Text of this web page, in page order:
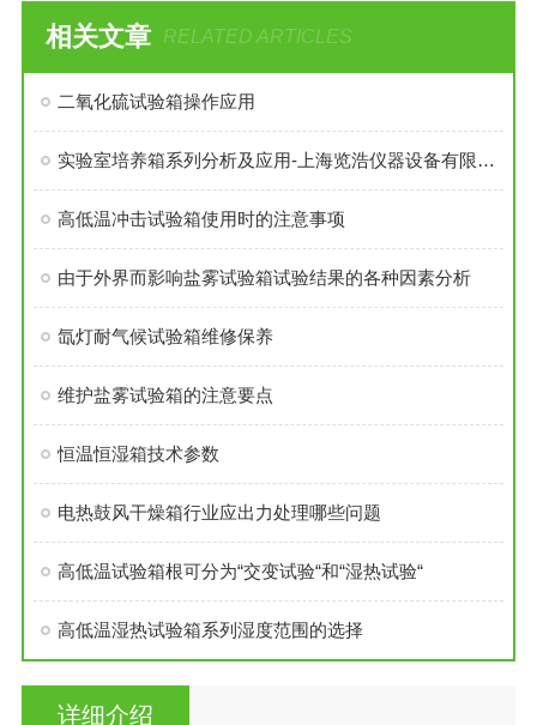
相关文章 RELATED ARTICLES
二氧化硫试验箱操作应用
实验室培养箱系列分析及应用-上海览浩仪器设备有限公司
高低温冲击试验箱使用时的注意事项
由于外界而影响盐雾试验箱试验结果的各种因素分析
氙灯耐气候试验箱维修保养
维护盐雾试验箱的注意要点
恒温恒湿箱技术参数
电热鼓风干燥箱行业应出力处理哪些问题
高低温试验箱根可分为“交变试验“和“湿热试验“
高低温湿热试验箱系列湿度范围的选择
详细介绍